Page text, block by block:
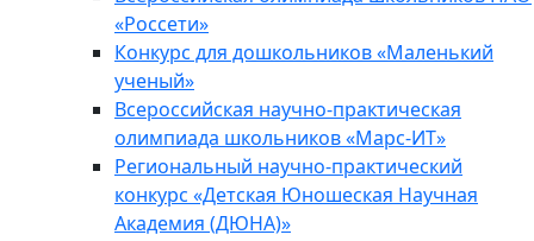
«Россети»
Конкурс для дошкольников «Маленький
ученый»
Всероссийская научно-практическая
олимпиада школьников «Марс-ИТ»
Региональный научно-практический
конкурс «Детская Юношеская Научная
Академия (ДЮНА)»